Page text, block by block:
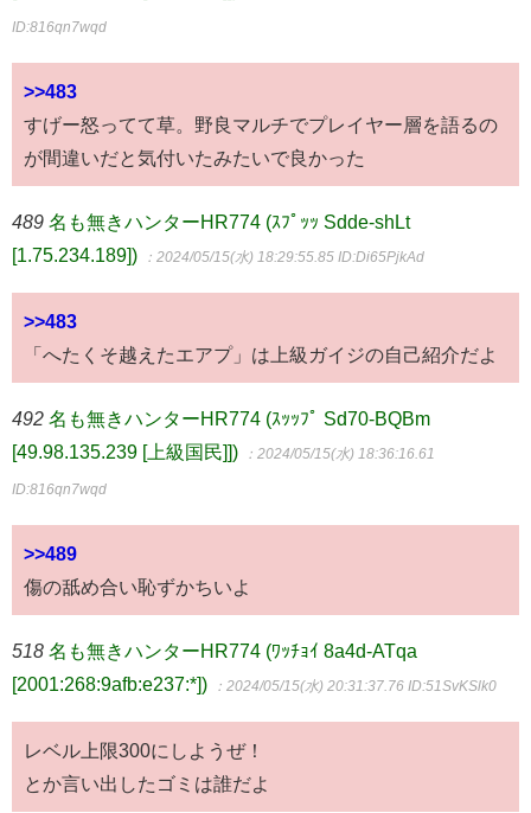
ID:816qn7wqd
>>483
すげー怒ってて草。野良マルチでプレイヤー層を語るの
が間違いだと気付いたみたいで良かった
489 名も無きハンターHR774 (ｽﾌﾟｯｯ Sdde-shLt
[1.75.234.189])
：2024/05/15(水) 18:29:55.85 ID:Di65PjkAd
>>483
「へたくそ越えたエアプ」は上級ガイジの自己紹介だよ
492 名も無きハンターHR774 (ｽｯｯﾌﾟ Sd70-BQBm
[49.98.135.239 [上級国民]])
：2024/05/15(水) 18:36:16.61
ID:816qn7wqd
>>489
傷の舐め合い恥ずかちいよ
518 名も無きハンターHR774 (ﾜｯﾁｮｲ 8a4d-ATqa
[2001:268:9afb:e237:*])
：2024/05/15(水) 20:31:37.76 ID:51SvKSlk0
レベル上限300にしようぜ！
とか言い出したゴミは誰だよ